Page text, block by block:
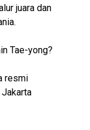
juara dan
Tae-yong?
resmi